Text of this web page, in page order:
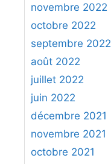
novembre 2022
octobre 2022
septembre 2022
août 2022
juillet 2022
juin 2022
décembre 2021
novembre 2021
octobre 2021